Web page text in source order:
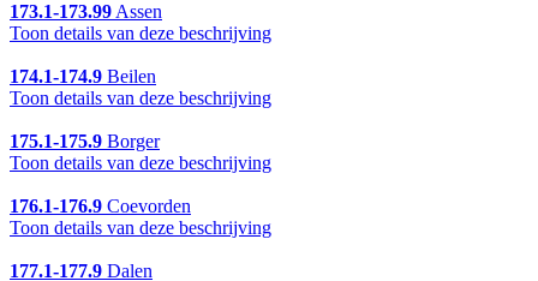
173.1-173.99Assen
Toon details van deze beschrijving
174.1-174.9 Beilen
Toon details van deze beschrijving
175.1-175.9 Borger
Toon details van deze beschrijving
176.1-176.9 Coevorden
Toon details van deze beschrijving
177.1-177.9 Dalen